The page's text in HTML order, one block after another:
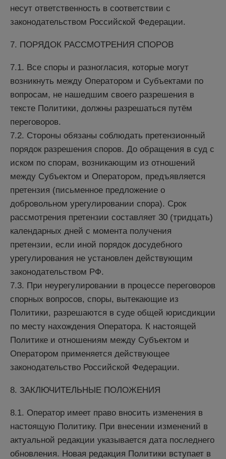
несут ответственность в соответствии с
законодательством Российской Федерации.
7. ПОРЯДОК РАССМОТРЕНИЯ СПОРОВ
7.1. Все споры и разногласия, которые могут
возникнуть между Оператором и Субъектами по
вопросам, не нашедшим своего разрешения в
тексте Политики, должны разрешаться путём
переговоров.
7.2. Стороны обязаны соблюдать претензионный
порядок разрешения споров. До обращения в суд с
иском по спорам, возникающим из отношений
между Субъектом и Оператором, предъявляется
претензия (письменное предложение о
добровольном урегулировании спора). Срок
рассмотрения претензии составляет 30 (тридцать)
календарных дней с момента получения
претензии, если иной порядок досудебного
урегулирования не установлен действующим
законодательством РФ.
7.3. При неурегулировании в процессе переговоров
спорных вопросов, споры, вытекающие из
Политики, разрешаются в суде общей юрисдикции
по месту нахождения Оператора. К настоящей
Политике и отношениям между Субъектом и
Оператором применяется действующее
законодательство Российской Федерации.
8. ЗАКЛЮЧИТЕЛЬНЫЕ ПОЛОЖЕНИЯ
8.1. Оператор имеет право вносить изменения в
настоящую Политику. При внесении изменений в
актуальной редакции указывается дата последнего
обновления. Новая редакция Политики вступает в